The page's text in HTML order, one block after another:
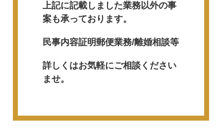
上記に記載しました業務以外の事
案も承っております。
民事内容証明郵便業務/離婚相談等
詳しくはお気軽にご相談ください
ませ。